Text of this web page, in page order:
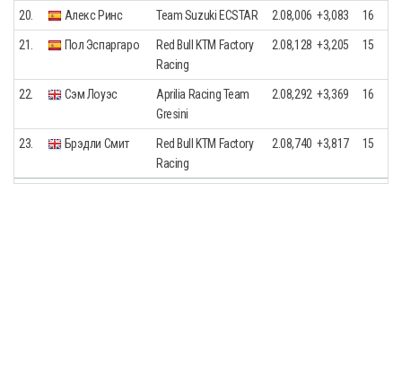
20. Алекс Ринс Team Suzuki ECSTAR 2.08,006 +3,083 16
21. Пол Эспаргаро
Red Bull KTM Factory
Racing
2.08,128 +3,205 15
22. Сэм Лоуэс
Aprilia Racing Team
Gresini
2.08,292 +3,369 16
23. Брэдли Смит
Red Bull KTM Factory
Racing
2.08,740 +3,817 15